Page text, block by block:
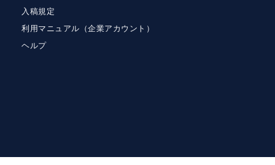
入稿規定
利用マニュアル（企業アカウント）
ヘルプ